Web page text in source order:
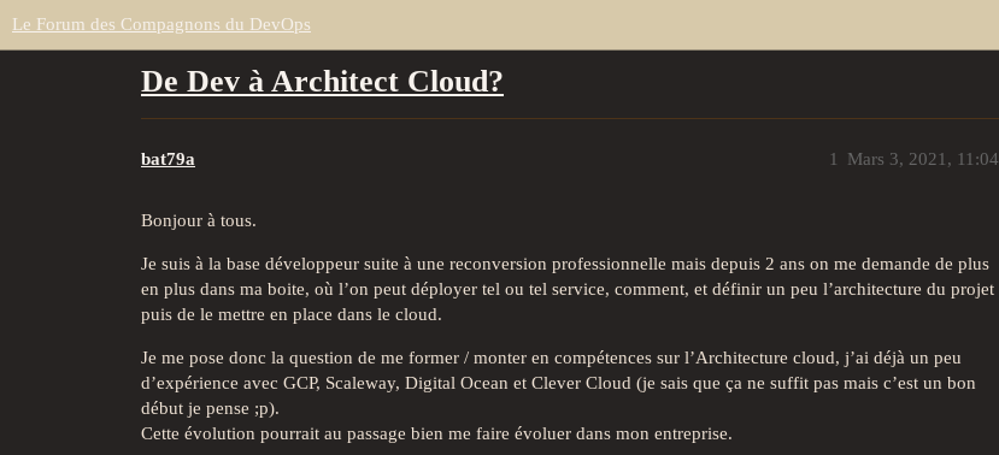
Le Forum des Compagnons du DevOps
De Dev à Architect Cloud?
bat79a Mars 3, 2021, 11:04
1
Bonjour à tous.
Je suis à la base développeur suite à une reconversion professionnelle mais depuis 2 ans on me demande de plus
en plus dans ma boite, où l’on peut déployer tel ou tel service, comment, et définir un peu l’architecture du projet
puis de le mettre en place dans le cloud.
Je me pose donc la question de me former / monter en compétences sur l’Architecture cloud, j’ai déjà un peu
d’expérience avec GCP, Scaleway, Digital Ocean et Clever Cloud (je sais que ça ne suffit pas mais c’est un bon
début je pense ;p).
Cette évolution pourrait au passage bien me faire évoluer dans mon entreprise.